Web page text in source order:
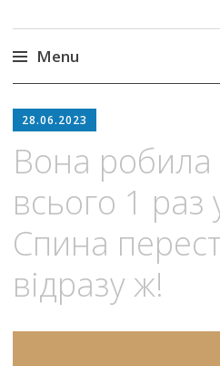
Menu
to
28.06.2023
Вона
всього 1 раз
Спина
відразу ж!